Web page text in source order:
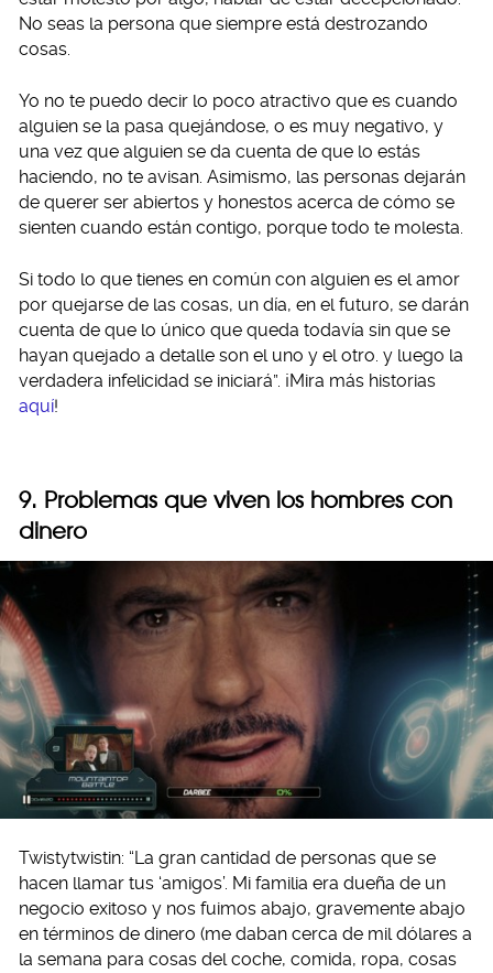
No seas la persona que siempre está destrozando
cosas.
Yo no te puedo decir lo poco atractivo que es cuando
alguien se la pasa quejándose, o es muy negativo, y
una vez que alguien se da cuenta de que lo estás
haciendo, no te avisan. Asimismo, las personas dejarán
de querer ser abiertos y honestos acerca de cómo se
sienten cuando están contigo, porque todo te molesta.
Si todo lo que tienes en común con alguien es el amor
por quejarse de las cosas, un día, en el futuro, se darán
cuenta de que lo único que queda todavía sin que se
hayan quejado a detalle son el uno y el otro. y luego la
verdadera infelicidad se iniciará”. ¡Mira más historias
aquí!
9. Problemas que viven los hombres con
dinero
Twistytwistin: “La gran cantidad de personas que se
hacen llamar tus ‘amigos’. Mi familia era dueña de un
negocio exitoso y nos fuimos abajo, gravemente abajo
en términos de dinero (me daban cerca de mil dólares a
la semana para cosas del coche, comida, ropa, cosas